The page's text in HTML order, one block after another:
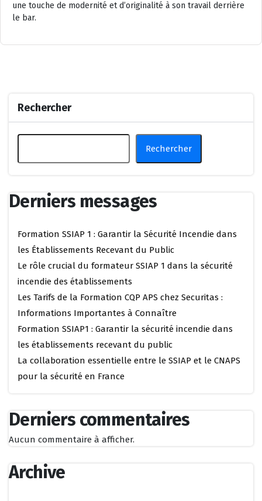
une touche de modernité et d’originalité à son travail derrière
le bar.
Rechercher
Rechercher
Derniers messages
Formation SSIAP 1 : Garantir la Sécurité Incendie dans
les Établissements Recevant du Public
Le rôle crucial du formateur SSIAP 1 dans la sécurité
incendie des établissements
Les Tarifs de la Formation CQP APS chez Securitas :
Informations Importantes à Connaître
Formation SSIAP1 : Garantir la sécurité incendie dans
les établissements recevant du public
La collaboration essentielle entre le SSIAP et le CNAPS
pour la sécurité en France
Derniers commentaires
Aucun commentaire à afficher.
Archive